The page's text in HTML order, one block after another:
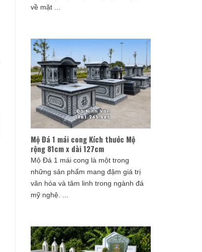
về mặt ...
Mộ Đá 1 mái cong Kích thước Mộ
rộng 81cm x dài 127cm
Mộ Đá 1 mái cong là một trong
những sản phẩm mang đậm giá trị
văn hóa và tâm linh trong ngành đá
mỹ nghệ. ...